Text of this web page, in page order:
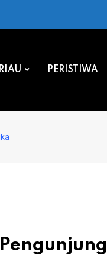
RIAU PERISTIWA